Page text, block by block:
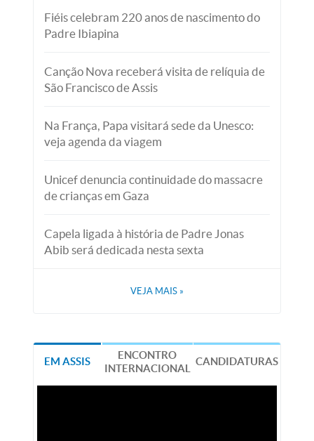
Fiéis celebram 220 anos de nascimento do
Padre Ibiapina
Canção Nova receberá visita de relíquia de
São Francisco de Assis
Na França, Papa visitará sede da Unesco:
veja agenda da viagem
Unicef denuncia continuidade do massacre
de crianças em Gaza
Capela ligada à história de Padre Jonas
Abib será dedicada nesta sexta
VEJA MAIS »
EM ASSIS
ENCONTRO
INTERNACIONAL
CANDIDATURAS